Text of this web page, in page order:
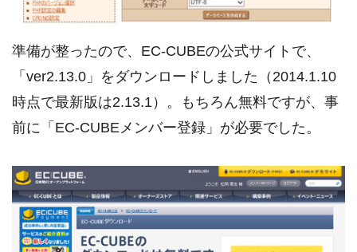
準備が整ったので、EC-CUBEの公式サイトで、
「ver2.13.0」をダウンロードしました（2014.1.10
時点で最新版は2.13.1）。もちろん無料ですが、事
前に「EC-CUBEメンバー登録」が必要でした。